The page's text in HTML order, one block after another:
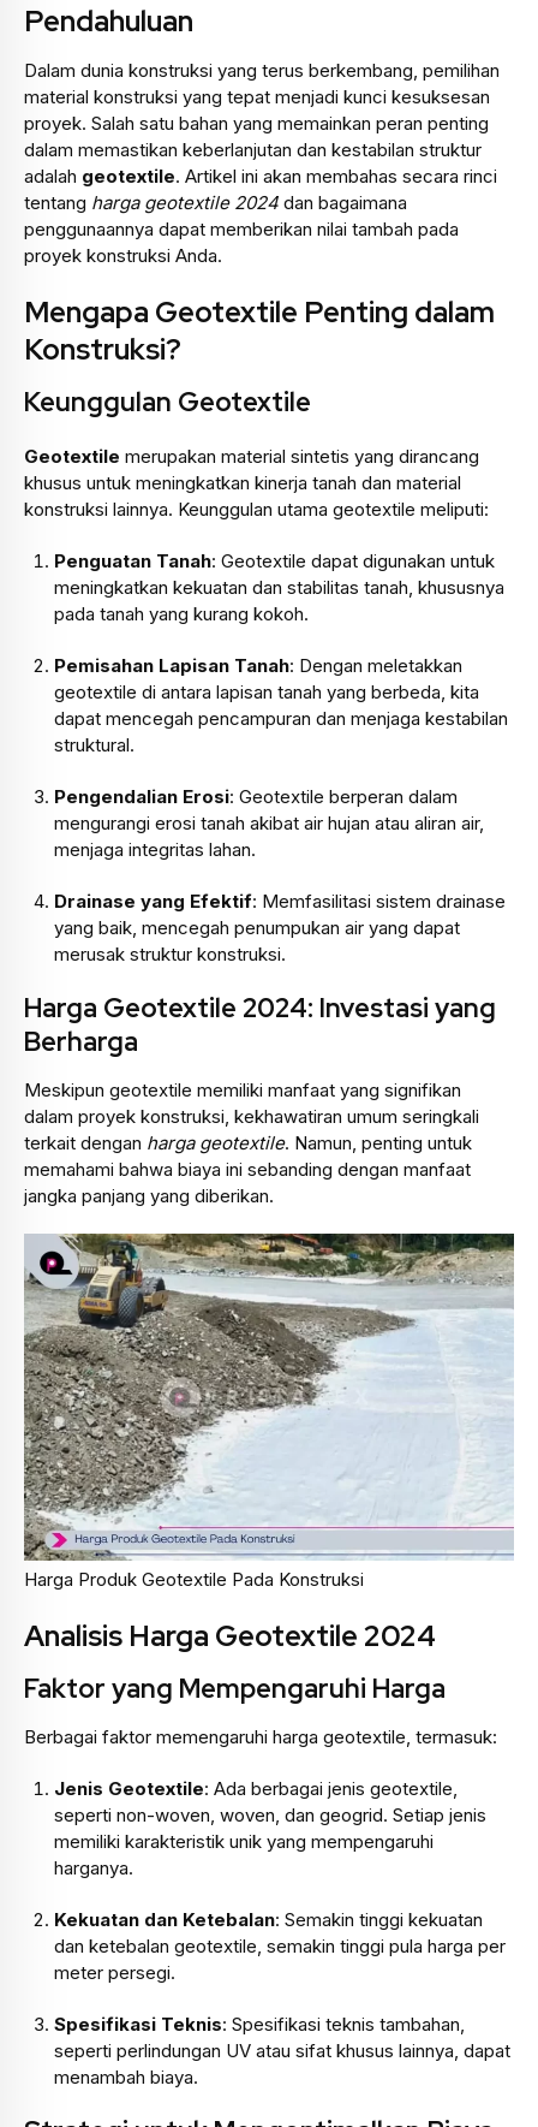
Pendahuluan
Dalam dunia konstruksi yang terus berkembang, pemilihan
material konstruksi yang tepat menjadi kunci kesuksesan
proyek. Salah satu bahan yang memainkan peran penting
dalam memastikan keberlanjutan dan kestabilan struktur
adalah geotextile. Artikel ini akan membahas secara rinci
tentang harga geotextile 2024 dan bagaimana
penggunaannya dapat memberikan nilai tambah pada
proyek konstruksi Anda.
Mengapa Geotextile Penting dalam
Konstruksi?
Keunggulan Geotextile
Geotextile merupakan material sintetis yang dirancang
khusus untuk meningkatkan kinerja tanah dan material
konstruksi lainnya. Keunggulan utama geotextile meliputi:
Penguatan Tanah: Geotextile dapat digunakan untuk
meningkatkan kekuatan dan stabilitas tanah, khususnya
pada tanah yang kurang kokoh.
Pemisahan Lapisan Tanah: Dengan meletakkan
geotextile di antara lapisan tanah yang berbeda, kita
dapat mencegah pencampuran dan menjaga kestabilan
struktural.
Pengendalian Erosi: Geotextile berperan dalam
mengurangi erosi tanah akibat air hujan atau aliran air,
menjaga integritas lahan.
Drainase yang Efektif: Memfasilitasi sistem drainase
yang baik, mencegah penumpukan air yang dapat
merusak struktur konstruksi.
Harga Geotextile 2024: Investasi yang
Berharga
Meskipun geotextile memiliki manfaat yang signifikan
dalam proyek konstruksi, kekhawatiran umum seringkali
terkait dengan harga geotextile. Namun, penting untuk
memahami bahwa biaya ini sebanding dengan manfaat
jangka panjang yang diberikan.
Harga Produk Geotextile Pada Konstruksi
Analisis Harga Geotextile 2024
Faktor yang Mempengaruhi Harga
Berbagai faktor memengaruhi harga geotextile, termasuk:
Jenis Geotextile: Ada berbagai jenis geotextile,
seperti non-woven, woven, dan geogrid. Setiap jenis
memiliki karakteristik unik yang mempengaruhi
harganya.
Kekuatan dan Ketebalan: Semakin tinggi kekuatan
dan ketebalan geotextile, semakin tinggi pula harga per
meter persegi.
Spesifikasi Teknis: Spesifikasi teknis tambahan,
seperti perlindungan UV atau sifat khusus lainnya, dapat
menambah biaya.